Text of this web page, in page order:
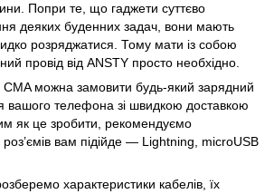
Попри те, що гаджети суттєво
деяких буденних задач, вони мають
розряджатися. Тому мати із собою
провід від ANSTY просто необхідно.
CMA можна замовити будь-який зарядний
вашого телефона зі швидкою доставкою
як це зробити, рекомендуємо
роз’ємів вам підійде — Lightning, microUSB
характеристики кабелів, їх